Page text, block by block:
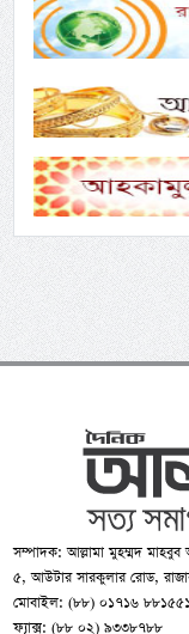
সম্পাদক: আল্লামা মুহম্মদ
৫, আউটার সারকুলার রোড,
মোবাইল: (৮৮) ০১৭১৬
ফ্যাক্স: (৮৮ ০২) ৯৩৩৮৭৮৮